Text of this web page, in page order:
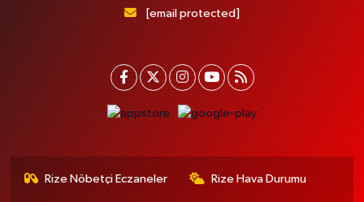
[email protected]
Rize Nöbetçi Eczaneler Rize Hava Durumu